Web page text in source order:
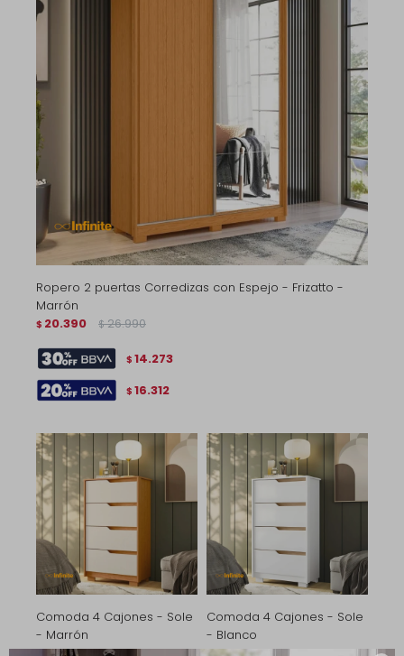
Ropero 2 puertas Corredizas con Espejo - Frizatto -
Marrón
$ 20.390 $ 26.990
$ 14.273
$ 16.312
Comoda 4 Cajones - Sole
- Marrón
Comoda 4 Cajones - Sole
- Blanco